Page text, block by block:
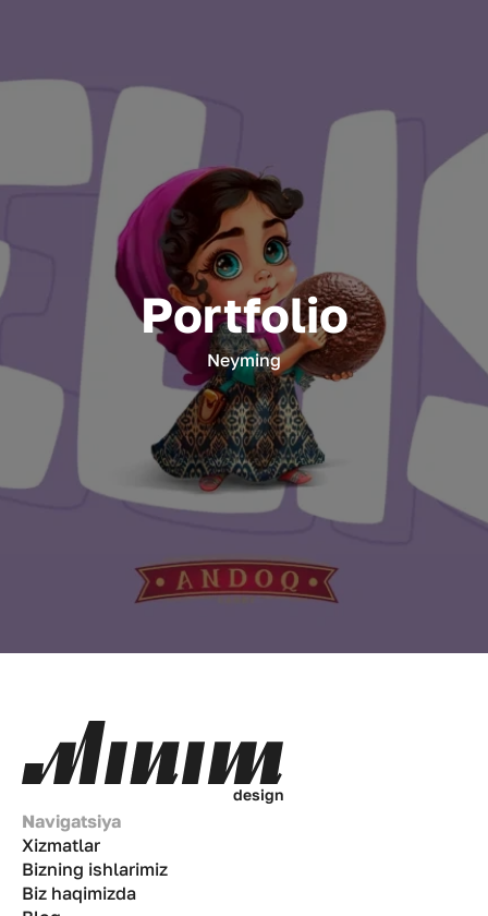
Portfolio
Neyming
design
Navigatsiya
Xizmatlar
Bizning ishlarimiz
Biz haqimizda